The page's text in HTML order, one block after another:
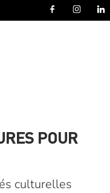
POUR
culturelles